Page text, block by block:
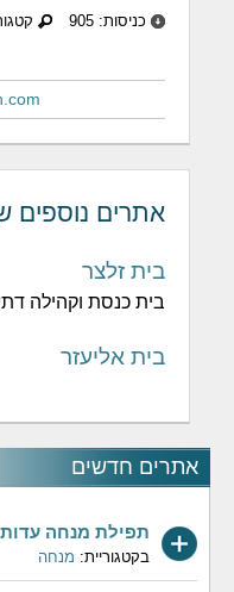
אתרים חדשים
תפילת מנחה
בקטגוריית: מנחה
כניסות: 905
אתרים נוספים
בית זלצר
בית כנסת וקהילה
בית אליעזר